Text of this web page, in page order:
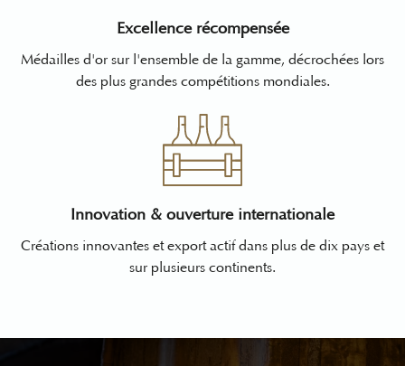
Excellence récompensée
Médailles d'or sur l'ensemble de la gamme, décrochées lors
des plus grandes compétitions mondiales.
Innovation & ouverture internationale
Créations innovantes et export actifdans plus de dix pays et
sur plusieurs continents.